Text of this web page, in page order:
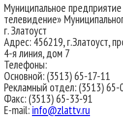
Муниципальное
телевидение»
г. Златоуст
Адрес: 456219, г.Златоуст,
4-я линия, дом 7
Телефоны:
Основной: (3513) 65-17-11
Рекламный отдел: (3513) 65-
Факс: (3513) 65-33-91
E-mail:info@zlattv.ru